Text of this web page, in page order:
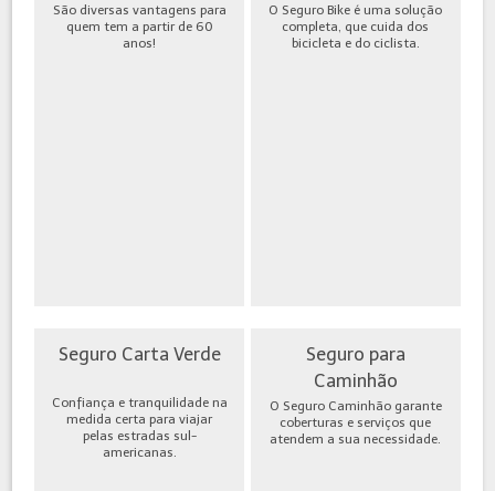
São diversas vantagens para
quem tem a partir de 60
anos!
O Seguro Bike é uma solução
completa, que cuida dos
bicicleta e do ciclista.
Seguro Carta Verde
Confiança e tranquilidade na
medida certa para viajar
pelas estradas sul-
americanas.
Seguro para
Caminhão
O Seguro Caminhão garante
coberturas e serviços que
atendem a sua necessidade.